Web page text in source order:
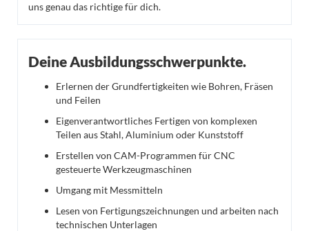
uns genau das richtige für dich.
Deine Ausbildungsschwerpunkte.
Erlernen der Grundfertigkeiten wie Bohren, Fräsen
und Feilen
Eigenverantwortliches Fertigen von komplexen
Teilen aus Stahl, Aluminium oder Kunststoff
Erstellen von CAM-Programmen für CNC
gesteuerte Werkzeugmaschinen
Umgang mit Messmitteln
Lesen von Fertigungszeichnungen und arbeiten nach
technischen Unterlagen